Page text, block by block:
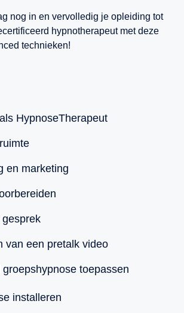
nog in en vervolledig je opleiding tot
hypnotherapeut met deze
technieken!
HypnoseTherapeut
en marketing
van een pretalk video
groepshypnose toepassen
installeren